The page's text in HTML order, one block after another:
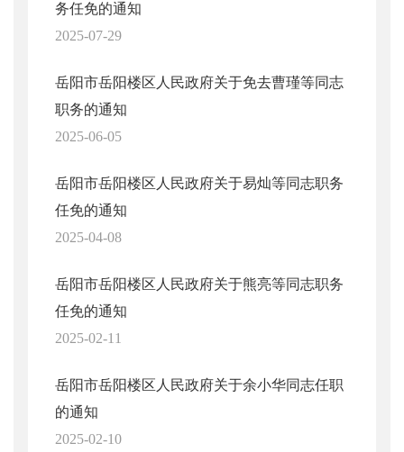
务任免的通知
2025-07-29
岳阳市岳阳楼区人民政府关于免去曹瑾等同志
职务的通知
2025-06-05
岳阳市岳阳楼区人民政府关于易灿等同志职务
任免的通知
2025-04-08
岳阳市岳阳楼区人民政府关于熊亮等同志职务
任免的通知
2025-02-11
岳阳市岳阳楼区人民政府关于余小华同志任职
的通知
2025-02-10